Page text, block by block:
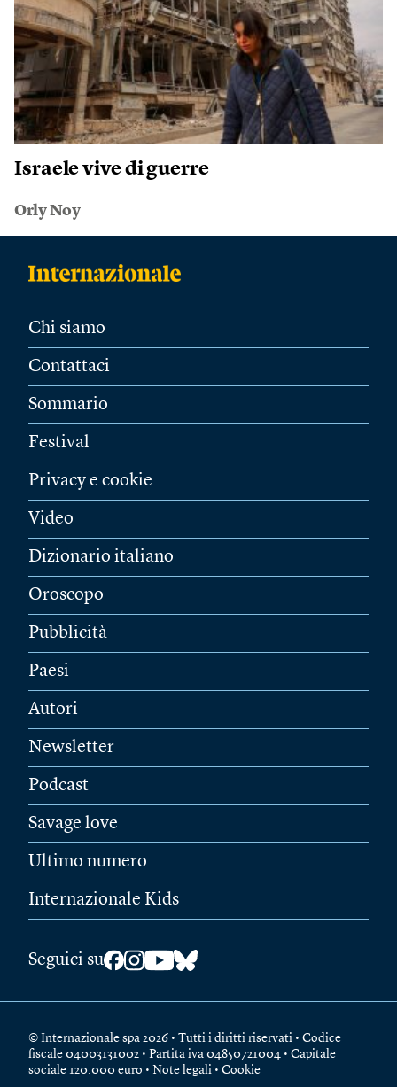
Israele vive di guerre
Orly Noy
Chi siamo
Contattaci
Sommario
Festival
Privacy e cookie
Video
Dizionario italiano
Oroscopo
Pubblicità
Paesi
Autori
Newsletter
Podcast
Savage love
Ultimo numero
Internazionale Kids
Seguici su
© Internazionale spa 2026 • Tutti i diritti riservati • Codice
fiscale 04003131002 • Partita iva 04850721004 • Capitale
sociale 120.000 euro • Note legali • Cookie